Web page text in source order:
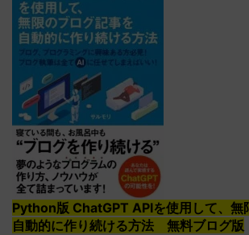
Python版 ChatGPT APIを使用して、無
自動的に作り続ける方法 無料ブログ版